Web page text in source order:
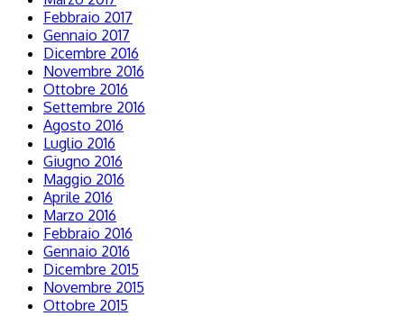
Febbraio 2017
Gennaio 2017
Dicembre 2016
Novembre 2016
Ottobre 2016
Settembre 2016
Agosto 2016
Luglio 2016
Giugno 2016
Maggio 2016
Aprile 2016
Marzo 2016
Febbraio 2016
Gennaio 2016
Dicembre 2015
Novembre 2015
Ottobre 2015